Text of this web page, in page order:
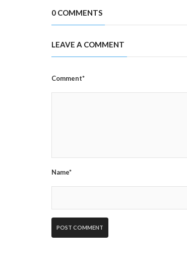
0 COMMENTS
LEAVE A COMMENT
Comment*
Name*